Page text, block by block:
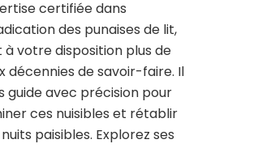
certifiée dans
des punaises de lit,
à votre disposition plus de
décennies de savoir-faire. Il
guide avec précision pour
ces nuisibles et rétablir
paisibles. Explorez ses